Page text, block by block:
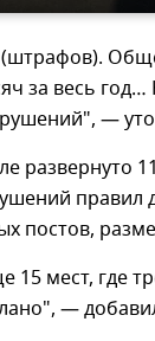
за весь
—
развернуто
правил
постов,
мест, где
—